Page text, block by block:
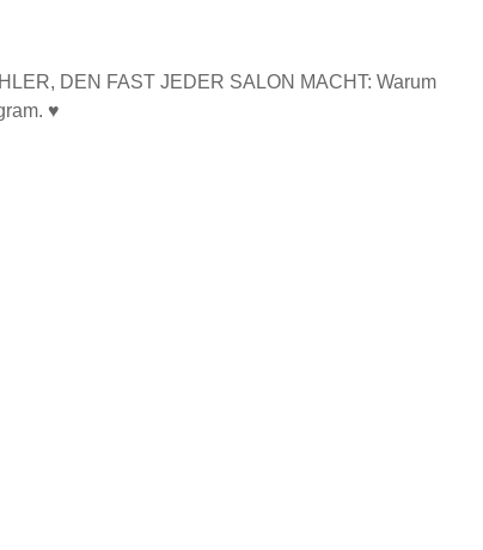
DEN FAST JEDER SALON MACHT: Warum
♥